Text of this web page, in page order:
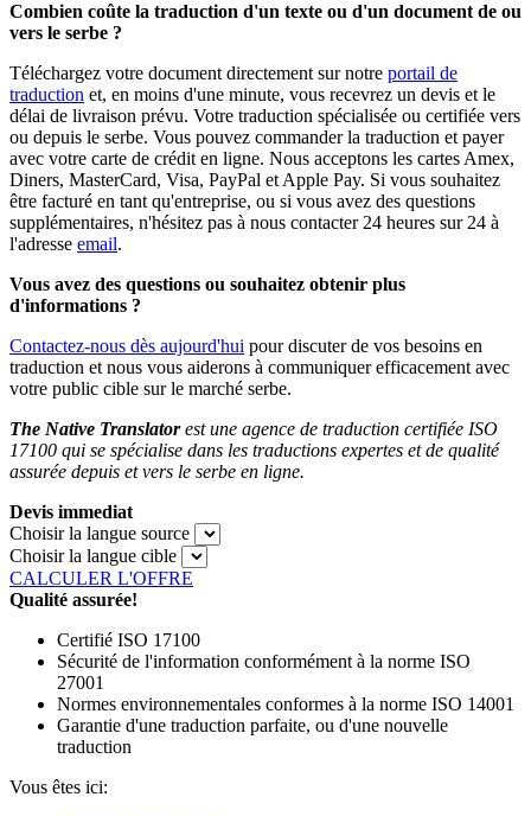
Combien coûte la traduction d'un texte ou d'un document de ou
vers le serbe ?
Téléchargez votre document directement sur notre portail de
traduction et, en moins d'une minute, vous recevrez un devis et le
délai de livraison prévu. Votre traduction spécialisée ou certifiée vers
ou depuis le serbe. Vous pouvez commander la traduction et payer
avec votre carte de crédit en ligne. Nous acceptons les cartes Amex,
Diners, MasterCard, Visa, PayPal et Apple Pay. Si vous souhaitez
être facturé en tant qu'entreprise, ou si vous avez des questions
supplémentaires, n'hésitez pas à nous contacter 24 heures sur 24 à
l'adresse email.
Vous avez des questions ou souhaitez obtenir plus
d'informations ?
Contactez-nous dès aujourd'hui pour discuter de vos besoins en
traduction et nous vous aiderons à communiquer efficacement avec
votre public cible sur le marché serbe.
The Native Translatorest une agence de traduction certifiée ISO
17100 qui se spécialise dans les traductions expertes et de qualité
assurée depuis et vers le serbe en ligne.
Devis immediat
Choisir la langue source
Choisir la langue cible
CALCULER L'OFFRE
Qualité assurée!
Certifié ISO 17100
Sécurité de l'information conformément à la norme ISO
27001
Normes environnementales conformes à la norme ISO 14001
Garantie d'une traduction parfaite, ou d'une nouvelle
traduction
Vous êtes ici: